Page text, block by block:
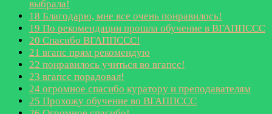
выбрала!
18 Благодарю, мне все очень понравилось!
19 По рекомендации прошла обучение в ВГАППССС
20 Спасибо ВГАППССС!
21 вгапс прям рекомендую
22 понравилось учиться во вгапсс!
23 вгапсс порадовал!
24 огромное спасибо куратору и преподавателям
25 Прохожу обучение во ВГАППССС